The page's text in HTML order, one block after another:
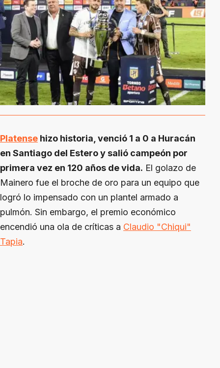
Platense hizo historia, venció 1 a 0 a Huracán
en Santiago del Estero y salió campeón por
primera vez en 120 años de vida. El golazo de
Mainero fue el broche de oro para un equipo que
logró lo impensado con un plantel armado a
pulmón. Sin embargo, el premio económico
encendió una ola de críticas a Claudio "Chiqui"
Tapia.